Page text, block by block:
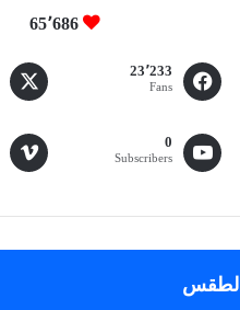
65٬686
23٬233
Fans
0
Subscribers
الطقس